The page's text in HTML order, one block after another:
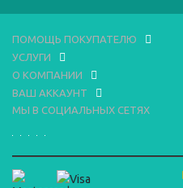
ПОМОЩЬ ПОКУПАТЕЛЮ
УСЛУГИ
О КОМПАНИИ
ВАШ АККАУНТ
МЫ В СОЦИАЛЬНЫХ СЕТЯХ